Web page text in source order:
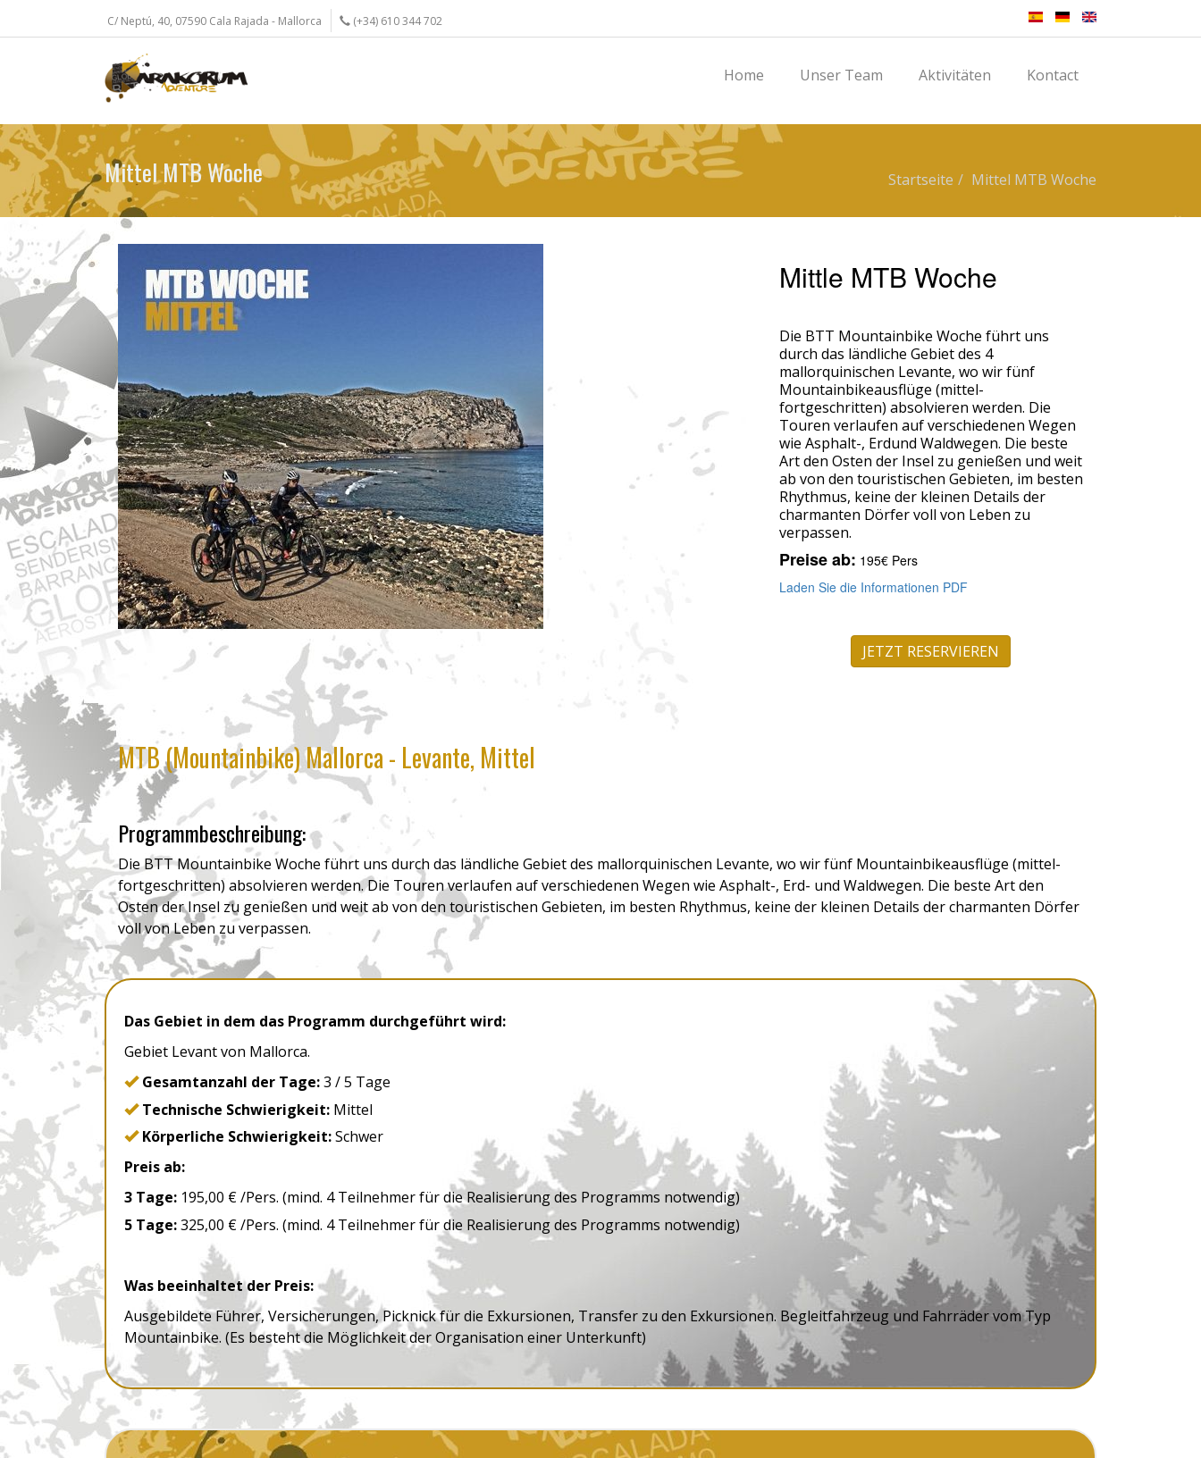
zum
C/ Neptú, 40, 07590 Cala Rajada - Mallorca (+34) 610 344 702
Home Unser Team Aktivitäten Kontact
Mittel MTB Woche Startseite Mittel MTB Woche
Mittle MTB Woche
Die BTT Mountainbike Woche führt uns
durch das ländliche Gebiet des 4
mallorquinischen Levante, wo wir fünf
Mountainbikeausflüge (mittel-
fortgeschritten) absolvieren werden. Die
Touren verlaufen auf verschiedenen Wegen
wie Asphalt-, Erdund Waldwegen. Die beste
Art den Osten der Insel zu genießen und weit
ab von den touristischen Gebieten, im besten
Rhythmus, keine der kleinen Details der
charmanten Dörfer voll von Leben zu
verpassen.
Preise ab: 195€ Pers
Laden Sie die Informationen PDF
JETZT RESERVIEREN
MTB (Mountainbike) Mallorca - Levante, Mittel
Programmbeschreibung:
Die BTT Mountainbike Woche führt uns durch das ländliche Gebiet des mallorquinischen Levante, wo wir fünf Mountainbikeausflüge (mittel-
fortgeschritten) absolvieren werden. Die Touren verlaufen auf verschiedenen Wegen wie Asphalt-, Erd- und Waldwegen. Die beste Art den
Osten der Insel zu genießen und weit ab von den touristischen Gebieten, im besten Rhythmus, keine der kleinen Details der charmanten Dörfer
voll von Leben zu verpassen.
Das Gebiet in dem das Programm durchgeführt wird:
Gebiet Levant von Mallorca.
Gesamtanzahl der Tage:3 / 5 Tage
Technische Schwierigkeit: Mittel
Körperliche Schwierigkeit:Schwer
Preis ab:
3 Tage: 195,00 € /Pers. (mind. 4 Teilnehmer für die Realisierung des Programms notwendig)
5 Tage:325,00 € /Pers. (mind. 4 Teilnehmer für die Realisierung des Programms notwendig)
Was beeinhaltet der Preis:
Ausgebildete Führer, Versicherungen, Picknick für die Exkursionen, Transfer zu den Exkursionen. Begleitfahrzeug und Fahrräder vom Typ
Mountainbike. (Es besteht die Möglichkeit der Organisation einer Unterkunft)